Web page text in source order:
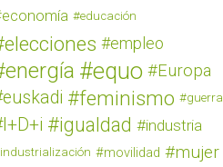
economía educación
elecciones empleo
energía equo Europa
euskadi feminismo guerra
I+D+i igualdad industria
industrialización movilidad mujer